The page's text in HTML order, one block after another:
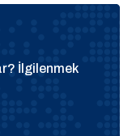
İlgilenmek